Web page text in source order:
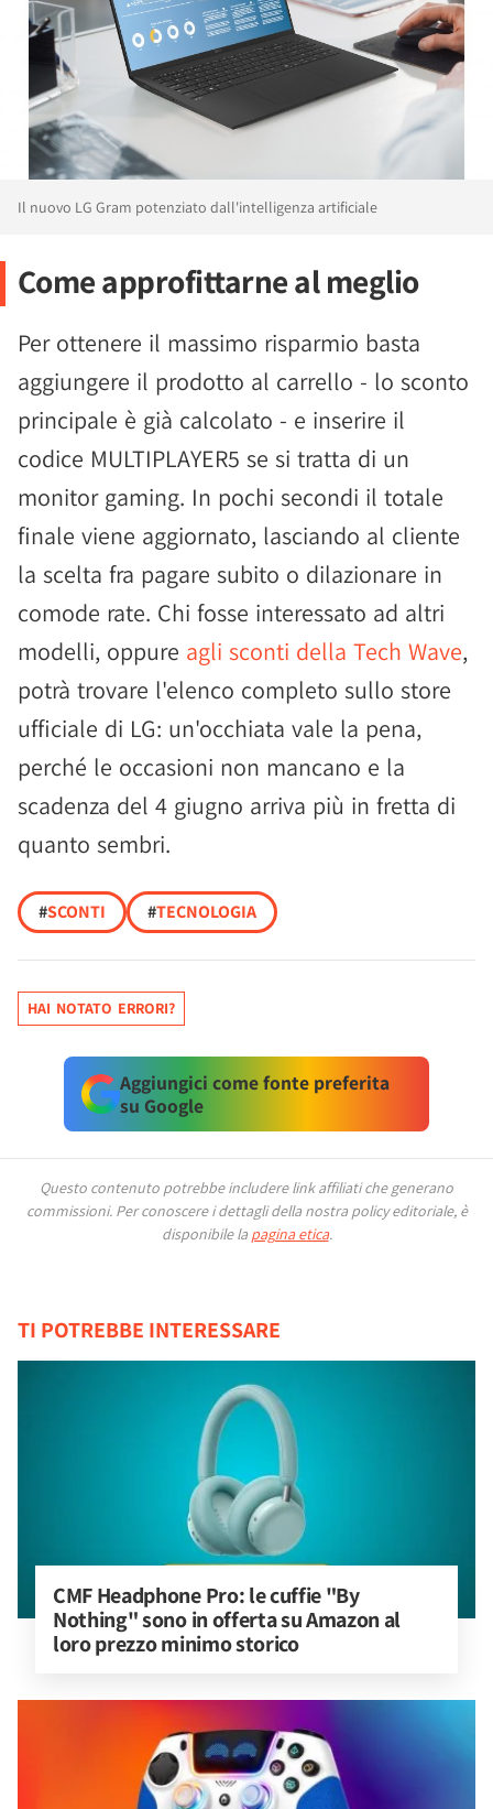
Il nuovo LG Gram potenziato dall'intelligenza artificiale
Come approfittarne al meglio
Per ottenere il massimo risparmio basta
aggiungere il prodotto al carrello - lo sconto
principale è già calcolato - e inserire il
codice MULTIPLAYER5 se si tratta di un
monitor gaming. In pochi secondi il totale
finale viene aggiornato, lasciando al cliente
la scelta fra pagare subito o dilazionare in
comode rate. Chi fosse interessato ad altri
modelli, oppure agli sconti della Tech Wave,
potrà trovare l'elenco completo sullo store
ufficiale di LG: un'occhiata vale la pena,
perché le occasioni non mancano e la
scadenza del 4 giugno arriva più in fretta di
quanto sembri.
#SCONTI #TECNOLOGIA
HAI NOTATO ERRORI?
Aggiungici come fonte preferita
su Google
Questo contenuto potrebbe includere link affiliati che generano
commissioni. Per conoscere i dettagli della nostra policy editoriale, è
disponibile la pagina etica.
TI POTREBBE INTERESSARE
CMF Headphone Pro: le cuffie "By
Nothing" sono in offerta su Amazon al
loro prezzo minimo storico